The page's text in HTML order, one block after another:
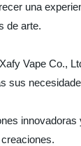
una
de arte.
Vape Co.,
sus